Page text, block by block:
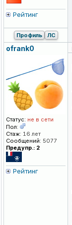
Рейтинг
Профиль ЛС
ofrank0
Статус: не в сети
Пол:
Стаж: 16 лет
Сообщений: 5077
Предупр.: 2
Рейтинг